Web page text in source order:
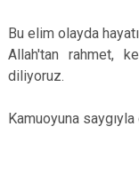
Bu elim olayda
Allah'tan rahmet,
diliyoruz.
Kamuoyuna saygıyla